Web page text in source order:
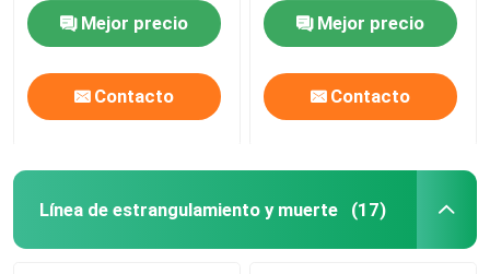
Mejor precio
Contacto
Mejor precio
Contacto
Línea de estrangulamiento y muerte (17)